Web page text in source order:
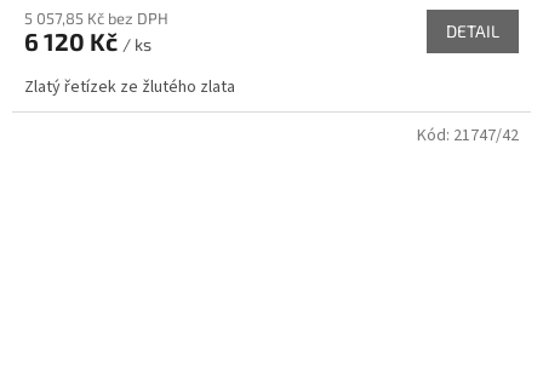
5 057,85 Kč bez DPH
6 120 Kč / ks
DETAIL
Zlatý řetízek ze žlutého zlata
Kód: 21747/42